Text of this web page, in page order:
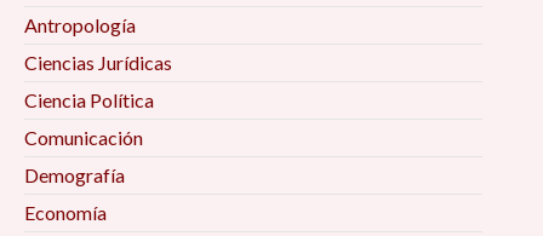
Antropología
Ciencias Jurídicas
Ciencia Política
Comunicación
Demografía
Economía